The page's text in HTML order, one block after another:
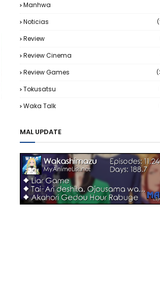
Manhwa
Noticias
Review
Review Cinema
Review Games
Tokusatsu
Waka Talk
MAL UPDATE